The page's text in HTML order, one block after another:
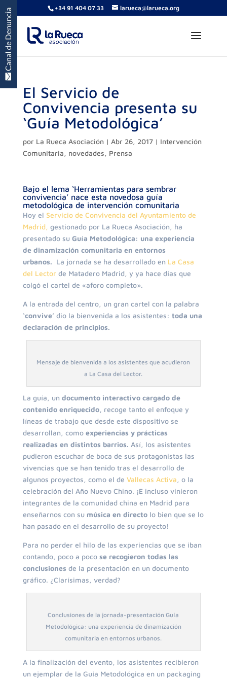
+34 91 404 07 33 larueca@larueca.org
El Servicio de
Convivencia presenta su
‘Guía Metodológica’
por La Rueca Asociación| Abr 26, 2017| Intervención
Comunitaria, novedades, Prensa
Bajo el lema ‘Herramientas para sembrar
convivencia’ nace esta novedosa guía
metodológica de intervención comunitaria
Hoy el Servicio de Convivencia del Ayuntamiento de
Madrid, gestionado por La Rueca Asociación, ha
presentado su Guía Metodológica: una experiencia
de dinamización comunitaria en entornos
urbanos. La jornada se ha desarrollado en La Casa
del Lector de Matadero Madrid, y ya hace días que
colgó el cartel de «aforo completo».
A la entrada del centro, un gran cartel con la palabra
‘convive’ dio la bienvenida a los asistentes: toda una
declaración de principios.
Mensaje de bienvenida a los asistentes que acudieron
a La Casa del Lector.
La guía, un documento interactivo cargado de
contenido enriquecido, recoge tanto el enfoque y
líneas de trabajo que desde este dispositivo se
desarrollan, como experiencias y prácticas
realizadas en distintos barrios. Así, los asistentes
pudieron escuchar de boca de sus protagonistas las
vivencias que se han tenido tras el desarrollo de
algunos proyectos, como el de Vallecas Activa , o la
celebración del Año Nuevo Chino. ¡E incluso vinieron
integrantes de la comunidad china en Madrid para
enseñarnos con su música en directolo bien que se lo
han pasado en el desarrollo de su proyecto!
Para no perder el hilo de las experiencias que se iban
contando, poco a pocose recogieron todas las
conclusiones de la presentación en un documento
gráfico. ¿Clarísimas, verdad?
Conclusiones de la jornada-presentación Guía
Metodológica: una experiencia de dinamización
comunitaria en entornos urbanos.
A la finalización del evento, los asistentes recibieron
un ejemplar de la Guía Metodológica en un packaging